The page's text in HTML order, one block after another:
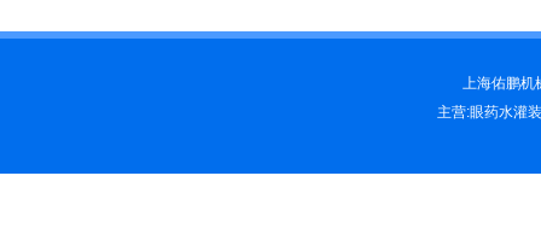
上海佑鹏机
主营:眼药水灌